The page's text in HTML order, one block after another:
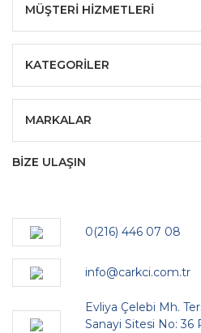
MÜŞTERİ HİZMETLERİ
KATEGORİLER
MARKALAR
BİZE ULAŞIN
0(216) 446 07 08
info@carkci.com.tr
Evliya Çelebi Mh.
Sanayi Sitesi No: 36